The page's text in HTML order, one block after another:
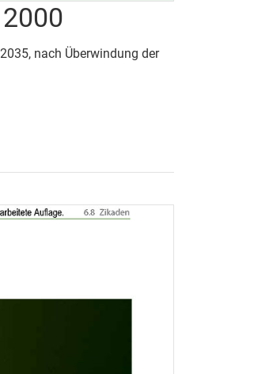
nach Überwindung der